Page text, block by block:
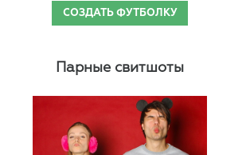
СОЗДАТЬ ФУТБОЛКУ
Парные свитшоты